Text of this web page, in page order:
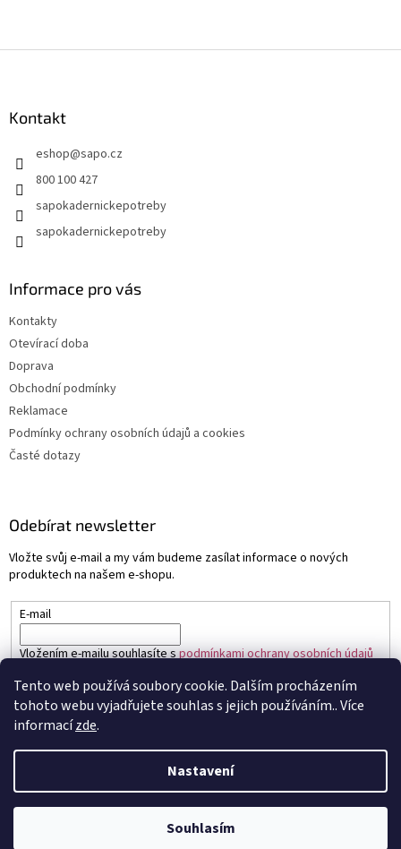
Tento web používá soubory cookie. Dalším procházením
tohoto webu vyjadřujete souhlas s jejich používáním.. Více
informacízde.
Nastavení
Souhlasím
Kontakt
eshop@sapo.cz
800 100 427
sapokadernickepotreby
sapokadernickepotreby
Informace pro vás
Kontakty
Otevírací doba
Doprava
Obchodní podmínky
Reklamace
Podmínky ochrany osobních údajů a cookies
Časté dotazy
Odebírat newsletter
Vložte svůj e-mail a my vám budeme zasílat informace o nových
produktech na našem e-shopu.
E-mail
Vložením e-mailu souhlasíte spodmínkami ochrany osobních údajů
PŘIHLÁSIT SE
Vytvořil Shoptet
Sapo.cz. Všechna práva vyhrazena.